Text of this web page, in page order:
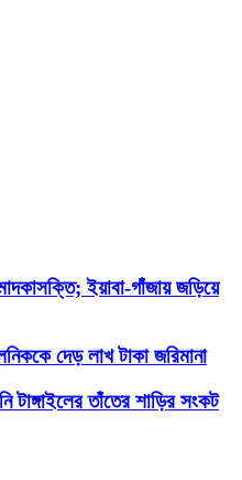
ইয়াবা-গাঁজায় জড়িয়ে
দেড় লাখ টাকা জরিমানা
তাঁতের শাড়ির সংকট